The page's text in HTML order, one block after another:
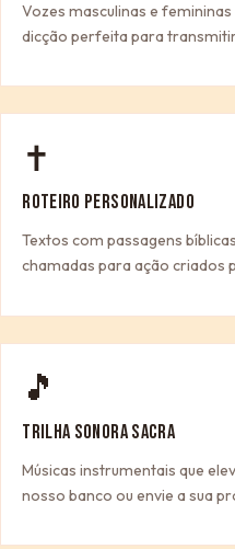
Vozes masculinas e
dicção perfeita para
✝
ROTEIRO PERSONALIZADO
Textos com passagens
chamadas para ação criados
🎵
TRILHA SONORA SACRA
Músicas instrumentais que
nosso banco ou envie a sua